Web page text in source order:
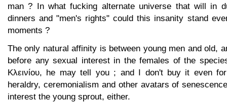
man ? In what fucking alternate universe that will in
dinners and "men's rights" could this insanity stand
moments ?
The only natural affinity is between young men and old,
before any sexual interest in the females of the
Κλεινίου, he may tell you ; and I don't buy it even
heraldry, ceremonialism and other avatars of
interest the young sprout, either.